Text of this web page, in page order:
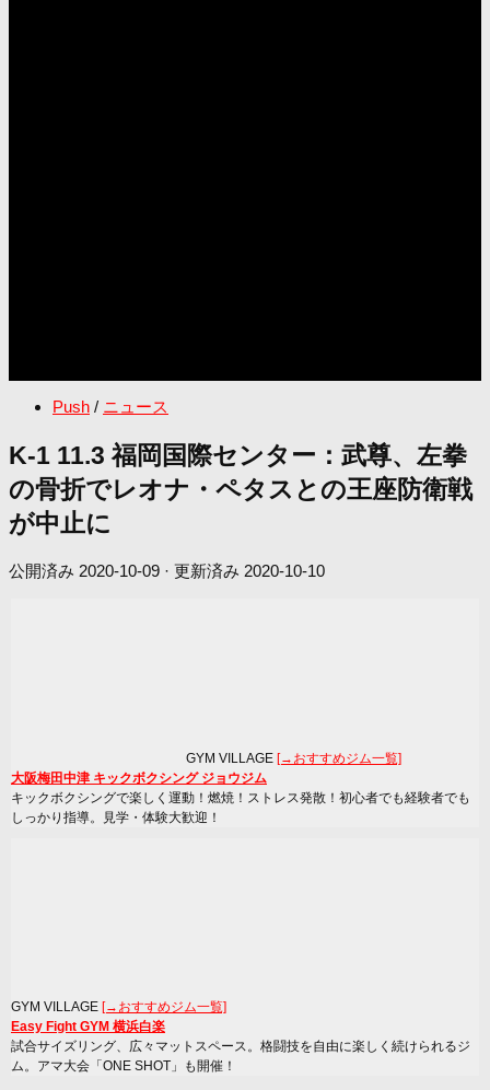
Push / ニュース
K-1 11.3 福岡国際センター：武尊、左拳
の骨折でレオナ・ペタスとの王座防衛戦
が中止に
公開済み 2020-10-09 · 更新済み 2020-10-10
GYM VILLAGE [→おすすめジム一覧]
大阪梅田中津 キックボクシング ジョウジム
キックボクシングで楽しく運動！燃焼！ストレス発散！初心者でも経験者でも
しっかり指導。見学・体験大歓迎！
GYM VILLAGE [→おすすめジム一覧]
Easy Fight GYM 横浜白楽
試合サイズリング、広々マットスペース。格闘技を自由に楽しく続けられるジ
ム。アマ大会「ONE SHOT」も開催！